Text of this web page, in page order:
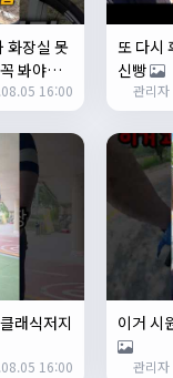
있는 음식먹고 로라 타
1/24/2025
1/27/2025
이요
..ㅠㅠ
1/28/2025
화장실 못
봐야합
16:00
또 다시
신빵
관리자
래식저지
16:00
이거 시
관리자